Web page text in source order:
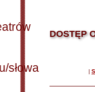
słowa
DOSTĘP
|